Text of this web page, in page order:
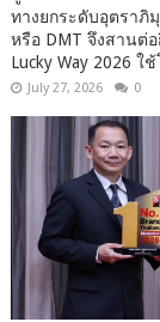
ทางยกระดับอุตราภิ
หรือ DMT จึงสานต่
Lucky Way 2026 ใ
July 27, 2026 0